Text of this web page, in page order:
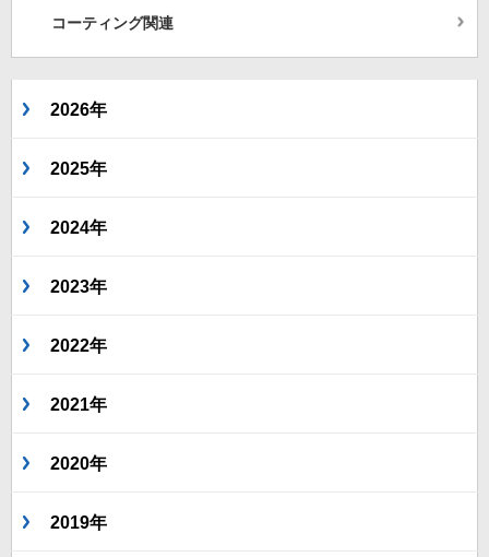
コーティング関連
2026年
2025年
2024年
2023年
2022年
2021年
2020年
2019年